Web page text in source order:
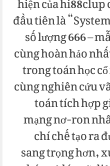
đầu tiên là
số lượng 666 –
cùng hoàn hảo
trong toán học
cùng nghiên cứu
toán tích hợp
mạng nơ-ron
chí chế tạo ra
sang trọng hơn,